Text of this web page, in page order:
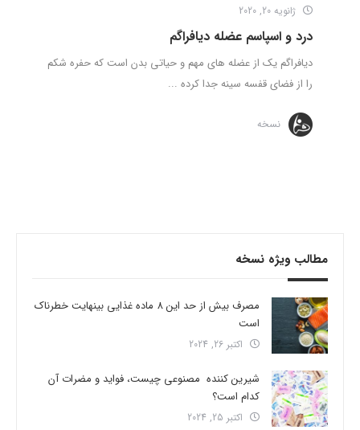
ژانویه 20, 2020
درد و اسپاسم عضله دیافراگم
دیافراگم یک از عضله های مهم و حیاتی بدن است که حفره شکم
را از فضای قفسه سینه جدا کرده ...
نسخه
مطالب ویژه نسخه
مصرف بیش از حد این 8 ماده غذایی بینهایت خطرناک
است
اکتبر 26, 2024
شیرین کننده مصنوعی چیست، فواید و مضرات آن
کدام است؟
اکتبر 25, 2024